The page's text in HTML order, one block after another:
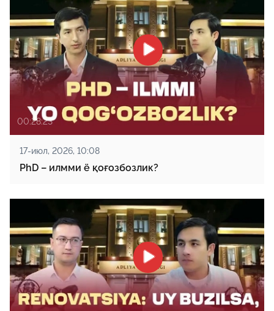
00:28:23
17-июл, 2026, 10:08
PhD – илмми ё қоғозбозлик?